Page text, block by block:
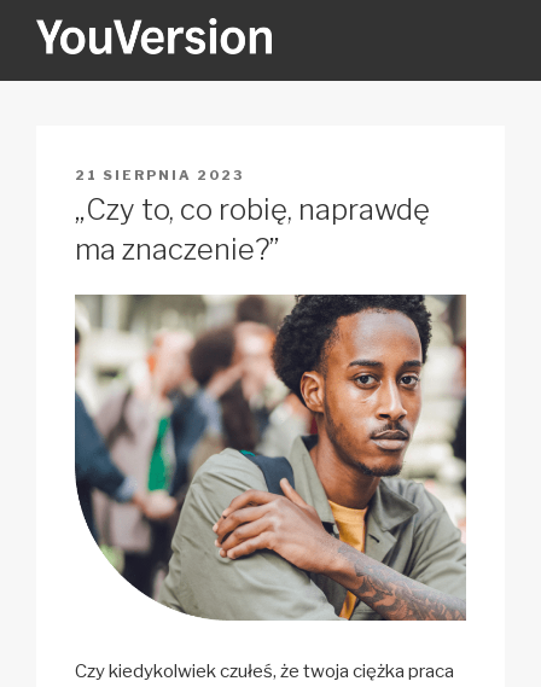
YOUVERSION
OPUBLIKOWANE
21 SIERPNIA 2023
„Czy to, co robię, naprawdę
ma znaczenie?”
Czy kiedykolwiek czułeś, że twoja ciężka praca